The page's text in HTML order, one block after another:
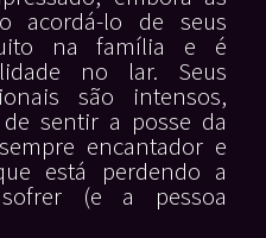
acordá-lo de seus
na família e é
no lar. Seus
são intensos,
sentir a posse da
encantador e
está perdendo a
(e a pessoa